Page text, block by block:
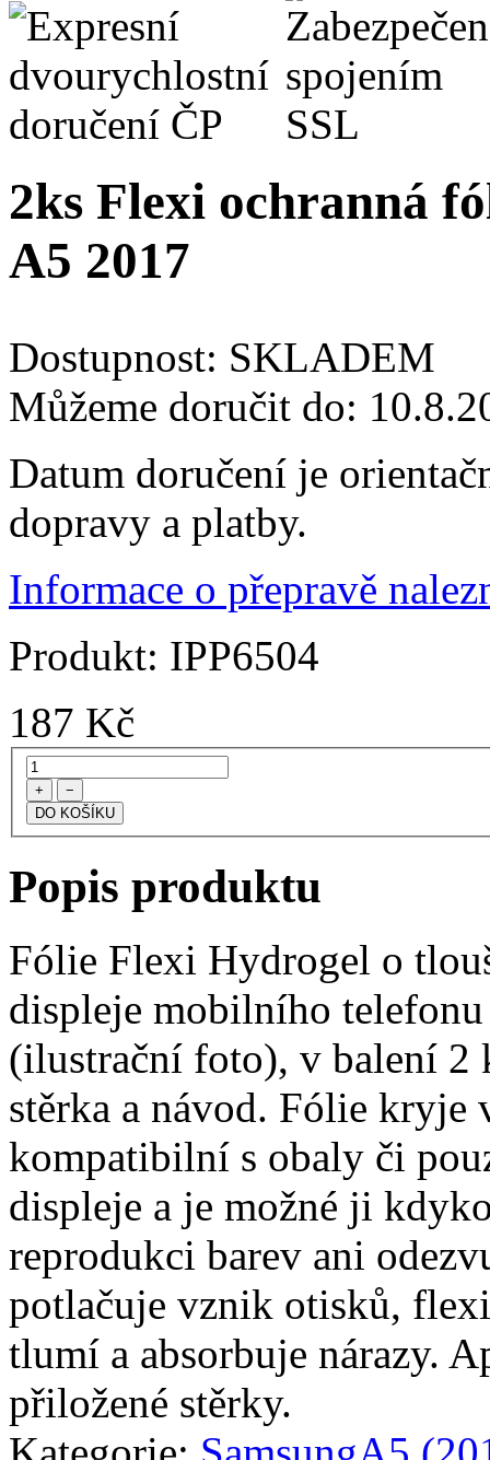
2ks Flexi ochranná
A5 2017
Dostupnost: SKLADEM
Můžeme doručit do:
Datum doručení je
dopravy a platby.
Informace o přepravě
Produkt: IPP6504
187 Kč
+ −
Popis produktu
Fólie Flexi Hydrogel o
displeje mobilního
(ilustrační foto), v balení 2
stěrka a návod. Fólie kryje
kompatibilní s obaly či
displeje a je možné ji
reprodukci barev ani
potlačuje vznik otisků,
tlumí a absorbuje nárazy.
přiložené stěrky.